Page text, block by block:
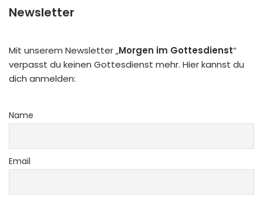
Newsletter
Mit unserem Newsletter „Morgen im Gottesdienst“
verpasst du keinen Gottesdienst mehr. Hier kannst du
dich anmelden:
Name
Email